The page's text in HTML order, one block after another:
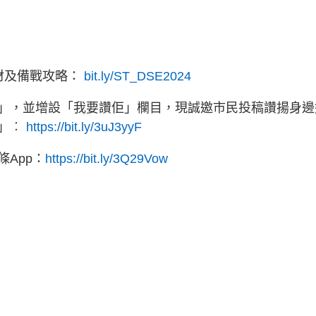
備戰攻略： bit.ly/ST_DSE2024
，並增設「我要讚佢」欄目，現誠邀市民投稿讚揚身
︰ https://bit.ly/3uJ3yyF
App： https://bit.ly/3Q29Vow